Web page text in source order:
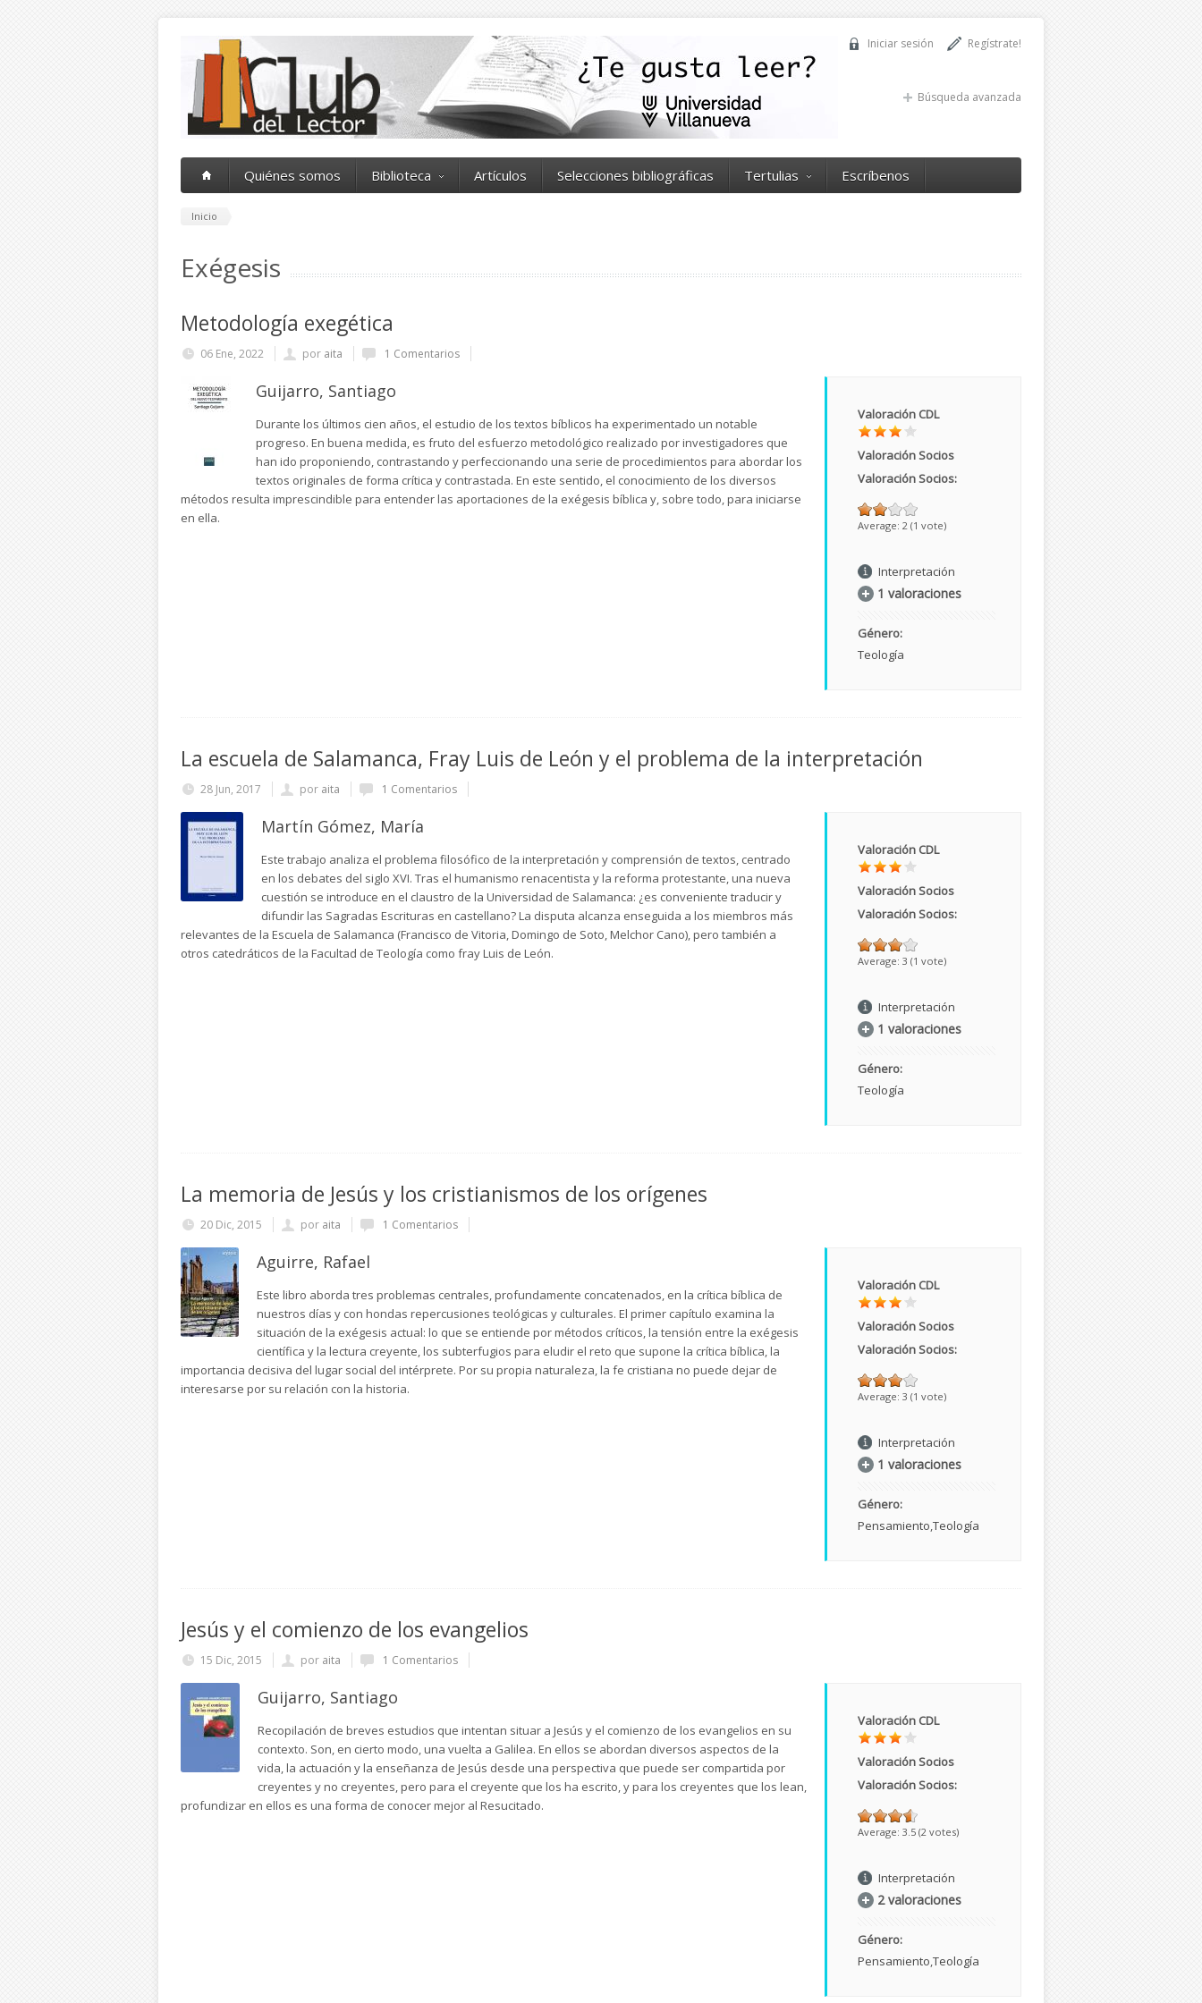
Regístrate!
Iniciar sesión
Búsqueda avanzada
Quiénes somos Biblioteca Artículos Selecciones bibliográficas Tertulias Escríbenos
Inicio
Exégesis
Metodología exegética
06 Ene, 2022 por aita 1 Comentarios
Guijarro, Santiago
Durante los últimos cien años, el estudio de los textos bíblicos ha experimentado un notable
progreso. En buena medida, es fruto del esfuerzo metodológico realizado por investigadores que
han ido proponiendo, contrastando y perfeccionando una serie de procedimientos para abordar los
textos originales de forma crítica y contrastada. En este sentido, el conocimiento de los diversos
métodos resulta imprescindible para entender las aportaciones de la exégesis bíblica y, sobre todo, para iniciarse
en ella.
Valoración CDL
Valoración Socios
Valoración Socios:
Average: 2 (1 vote)
Interpretación
1 valoraciones
Género:
Teología
La escuela de Salamanca, Fray Luis de León y el problema de la interpretación
28 Jun, 2017 por aita 1 Comentarios
Martín Gómez, María
Este trabajo analiza el problema filosófico de la interpretación y comprensión de textos, centrado
en los debates del siglo XVI. Tras el humanismo renacentista y la reforma protestante, una nueva
cuestión se introduce en el claustro de la Universidad de Salamanca: ¿es conveniente traducir y
difundir las Sagradas Escrituras en castellano? La disputa alcanza enseguida a los miembros más
relevantes de la Escuela de Salamanca (Francisco de Vitoria, Domingo de Soto, Melchor Cano), pero también a
otros catedráticos de la Facultad de Teología como fray Luis de León.
Valoración CDL
Valoración Socios
Valoración Socios:
Average: 3 (1 vote)
Interpretación
1 valoraciones
Género:
Teología
La memoria de Jesús y los cristianismos de los orígenes
20 Dic, 2015 por aita 1 Comentarios
Aguirre, Rafael
Este libro aborda tres problemas centrales, profundamente concatenados, en la crítica bíblica de
nuestros días y con hondas repercusiones teológicas y culturales. El primer capítulo examina la
situación de la exégesis actual: lo que se entiende por métodos críticos, la tensión entre la exégesis
científica y la lectura creyente, los subterfugios para eludir el reto que supone la crítica bíblica, la
importancia decisiva del lugar social del intérprete. Por su propia naturaleza, la fe cristiana no puede dejar de
interesarse por su relación con la historia.
Valoración CDL
Valoración Socios
Valoración Socios:
Average: 3 (1 vote)
Interpretación
1 valoraciones
Género:
Pensamiento Teología
Jesús y el comienzo de los evangelios
15 Dic, 2015 por aita 1 Comentarios
Guijarro, Santiago
Recopilación de breves estudios que intentan situar a Jesús y el comienzo de los evangelios en su
contexto. Son, en cierto modo, una vuelta a Galilea. En ellos se abordan diversos aspectos de la
vida, la actuación y la enseñanza de Jesús desde una perspectiva que puede ser compartida por
creyentes y no creyentes, pero para el creyente que los ha escrito, y para los creyentes que los lean,
profundizar en ellos es una forma de conocer mejor al Resucitado.
Valoración CDL
Valoración Socios
Valoración Socios:
Average: 3.5 (2 votes)
Interpretación
2 valoraciones
Género:
Pensamiento Teología